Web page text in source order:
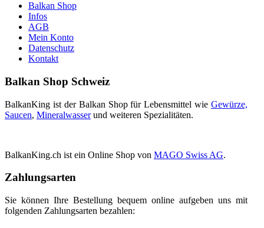
Balkan Shop
Infos
AGB
Mein Konto
Datenschutz
Kontakt
Balkan Shop Schweiz
BalkanKing ist der Balkan Shop für Lebensmittel wie Gewürze,
Saucen, Mineralwasserund weiteren Spezialitäten.
BalkanKing.ch ist ein Online Shop von MAGO Swiss AG.
Zahlungsarten
Sie können Ihre Bestellung bequem online aufgeben uns mit
folgenden Zahlungsarten bezahlen: